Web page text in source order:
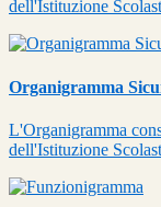
dell'Istituzione
Organigramma
L'Organigramma
dell'Istituzione